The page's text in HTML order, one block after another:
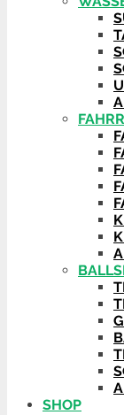
SHOP